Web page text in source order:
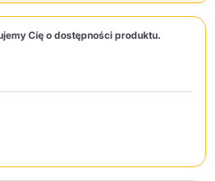
Cię o dostępności produktu.